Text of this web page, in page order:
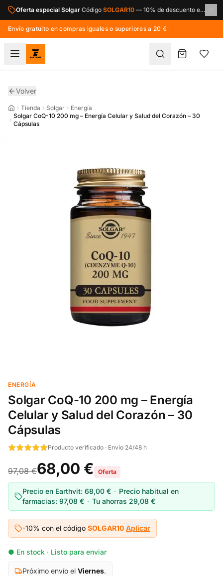
Saltar al contenido principal
Oferta especial Solgar Código SOLGAR10 — 10% de descuento en toda la marca Solgar.
Envío gratuito en compras iguales o superiores a 20 €
Volver
Tienda Solgar
Energía
Solgar CoQ-10 200 mg – Energía Celular y Salud del Corazón – 30
Cápsulas
ENERGÍA
Solgar CoQ-10 200 mg – Energía
Celular y Salud del Corazón – 30
Cápsulas
Producto verificado · Envío 24/48 h
97,08 €68,00 € Oferta
Precio en Earthvit: 68,00 € · Precio habitual en
farmacias: 97,08 € · Tu ahorras 29,08 €
-10% con el código SOLGAR10 Aplicar
● En stock · Listo para enviar
Próximo envío el Viernes.